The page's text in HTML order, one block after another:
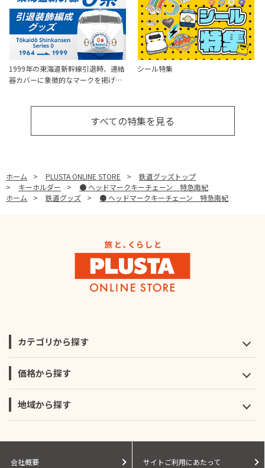
1999年の東海道新幹線引退時、連結
器カバーに象徴的なマークを掲げ…
シール特集
すべての特集を見る
ホーム > PLUSTA ONLINE STORE >
鉄道グッズトップ
>
キーホルダー >
● ヘッドマークキーチェーン 特急南紀
ホーム
> 鉄道グッズ > ● ヘッドマークキーチェーン 特急南紀
カテゴリから探す
価格から探す
地域から探す
会社概要 サイトご利用にあたって